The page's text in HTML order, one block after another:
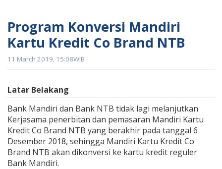
Program Konversi Mandiri
Kartu Kredit Co Brand NTB
11 March 2019, 15:08WIB
Latar Belakang
Bank Mandiri dan Bank NTB tidak lagi melanjutkan
Kerjasama penerbitan dan pemasaran Mandiri Kartu
Kredit Co Brand NTB yang berakhir pada tanggal 6
Desember 2018, sehingga Mandiri Kartu Kredit Co
Brand NTB akan dikonversi ke kartu kredit reguler
Bank Mandiri.